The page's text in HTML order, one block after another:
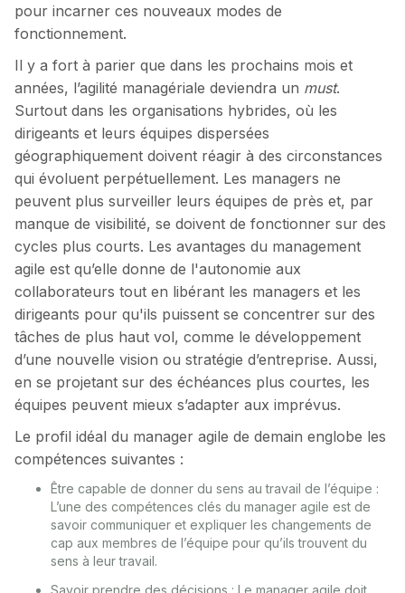
pour incarner ces nouveaux modes de
fonctionnement.
Il y a fort à parier que dans les prochains mois et
années, l’agilité managériale deviendra un must.
Surtout dans les organisations hybrides, où les
dirigeants et leurs équipes dispersées
géographiquement doivent réagir à des circonstances
qui évoluent perpétuellement. Les managers ne
peuvent plus surveiller leurs équipes de près et, par
manque de visibilité, se doivent de fonctionner sur des
cycles plus courts. Les avantages du management
agile est qu’elle donne de l'autonomie aux
collaborateurs tout en libérant les managers et les
dirigeants pour qu'ils puissent se concentrer sur des
tâches de plus haut vol, comme le développement
d’une nouvelle vision ou stratégie d’entreprise. Aussi,
en se projetant sur des échéances plus courtes, les
équipes peuvent mieux s’adapter aux imprévus.
Le profil idéal du manager agile de demain englobe les
compétences suivantes :
Être capable de donner du sens au travail de l’équipe :
L’une des compétences clés du manager agile est de
savoir communiquer et expliquer les changements de
cap aux membres de l’équipe pour qu’ils trouvent du
sens à leur travail.
Savoir prendre des décisions : Le manager agile doit